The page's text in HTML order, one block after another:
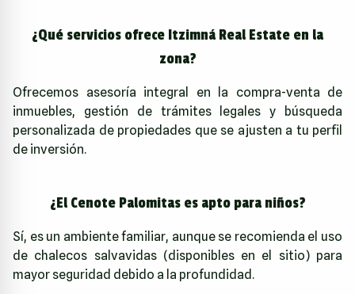
¿Qué servicios ofrece Itzimná Real Estate en la
zona?
Ofrecemos asesoría integral en la compra-venta de
inmuebles, gestión de trámites legales y búsqueda
personalizada de propiedades que se ajusten a tu perfil
de inversión.
¿El Cenote Palomitas es apto para niños?
Sí, es un ambiente familiar, aunque se recomienda el uso
de chalecos salvavidas (disponibles en el sitio) para
mayor seguridad debido a la profundidad.